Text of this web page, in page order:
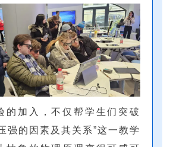
的加入，不仅帮学生们突破
强的因素及其关系”这一教学